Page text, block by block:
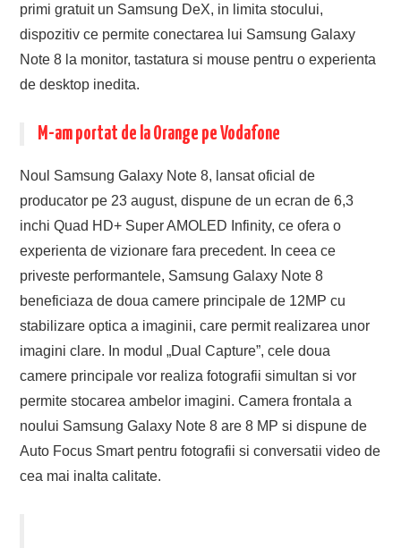
primi gratuit un Samsung DeX, in limita stocului,
dispozitiv ce permite conectarea lui Samsung Galaxy
Note 8 la monitor, tastatura si mouse pentru o experienta
de desktop inedita.
M-am portat de la Orange pe Vodafone
Noul Samsung Galaxy Note 8, lansat oficial de
producator pe 23 august, dispune de un ecran de 6,3
inchi Quad HD+ Super AMOLED Infinity, ce ofera o
experienta de vizionare fara precedent. In ceea ce
priveste performantele, Samsung Galaxy Note 8
beneficiaza de doua camere principale de 12MP cu
stabilizare optica a imaginii, care permit realizarea unor
imagini clare. In modul „Dual Capture”, cele doua
camere principale vor realiza fotografii simultan si vor
permite stocarea ambelor imagini. Camera frontala a
noului Samsung Galaxy Note 8 are 8 MP si dispune de
Auto Focus Smart pentru fotografii si conversatii video de
cea mai inalta calitate.